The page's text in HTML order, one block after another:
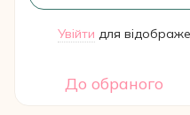
Увійти для
До обраного